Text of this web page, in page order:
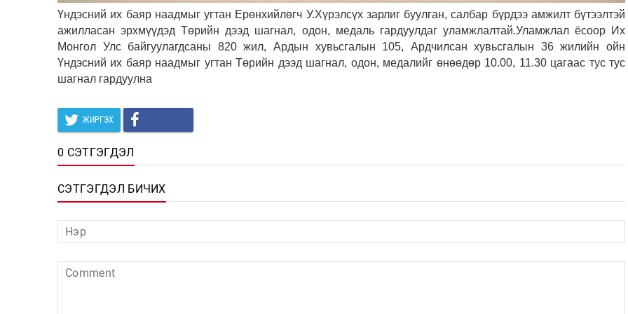
Үндэсний их баяр наадмыг угтан Ерөнхийлөгч У.Хүрэлсүх зарлиг буулган, салбар бүрдээ амжилт бүтээлтэй
ажилласан эрхмүүдэд Төрийн дээд шагнал, одон, медаль гардуулдаг уламжлалтай.Уламжлал ёсоор Их
Монгол Улс байгуулагдсаны 820 жил, Ардын хувьсгалын 105, Ардчилсан хувьсгалын 36 жилийн ойн
Үндэсний их баяр наадмыг угтан Төрийн дээд шагнал, одон, медалийг өнөөдөр 10.00, 11.30 цагаас тус тус
шагнал гардуулна
ЖИРГЭХ
0 СЭТГЭГДЭЛ
СЭТГЭГДЭЛ БИЧИХ